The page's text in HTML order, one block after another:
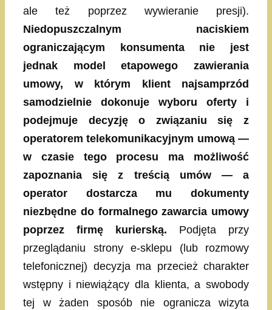
ale też poprzez wywieranie presji).
Niedopuszczalnym naciskiem
ograniczającym konsumenta nie jest
jednak model etapowego zawierania
umowy, w którym klient najsamprzód
samodzielnie dokonuje wyboru oferty i
podejmuje decyzję o związaniu się z
operatorem telekomunikacyjnym umową —
w czasie tego procesu ma możliwość
zapoznania się z treścią umów — a
operator dostarcza mu dokumenty
niezbędne do formalnego zawarcia umowy
poprzez firmę kurierską. Podjęta przy
przeglądaniu strony e-sklepu (lub rozmowy
telefonicznej) decyzja ma przecież charakter
wstępny i niewiążący dla klienta, a swobody
tej w żaden sposób nie ogranicza wizyta